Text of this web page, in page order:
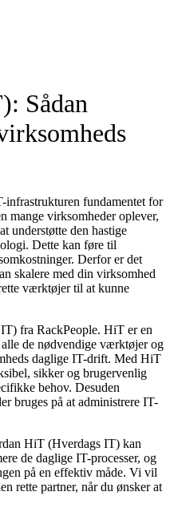
Sådan
fundamentet for
mange virksomheder oplever,
understøtte den hastige
Dette kan føre til
Derfor er det
skalere med din virksomhed
værktøjer til at kunne
fra RackPeople. HiT er en
de nødvendige værktøjer og
daglige IT-drift. Med HiT
sikker og brugervenlig
behov. Desuden
bruges på at administrere IT-
HiT (Hverdags IT) kan
de daglige IT-processer, og
på en effektiv måde. Vi vil
rette partner, når du ønsker at